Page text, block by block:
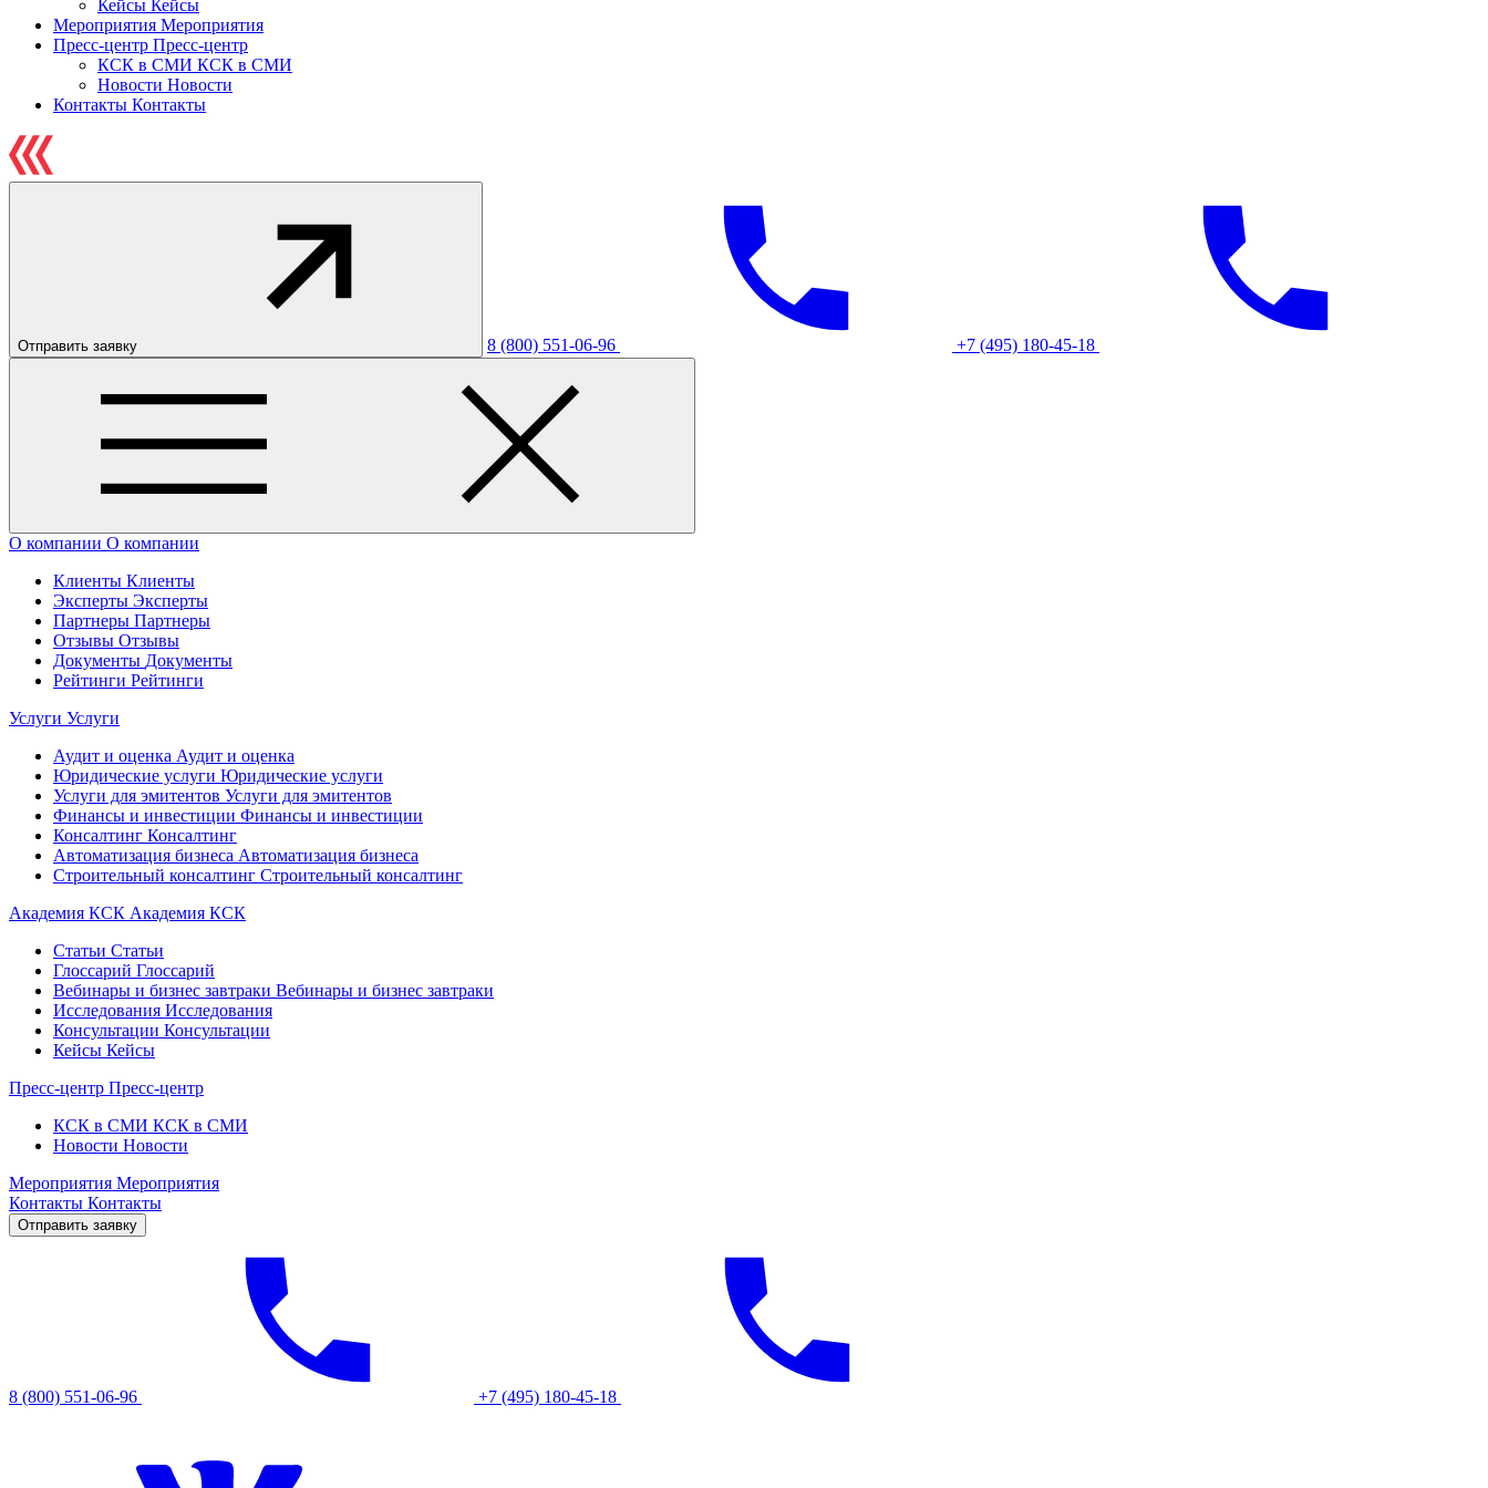
Кейсы Кейсы
Мероприятия Мероприятия
Пресс-центр Пресс-центр
КСК в СМИ КСК в СМИ
Новости Новости
Контакты Контакты
Отправить заявку 8 (800) 551-06-96 +7 (495) 180-45-18
О компании О компании
Клиенты Клиенты
Эксперты Эксперты
Партнеры Партнеры
Отзывы Отзывы
Документы Документы
Рейтинги Рейтинги
Услуги Услуги
Аудит и оценка Аудит и оценка
Юридические услуги Юридические услуги
Услуги для эмитентов Услуги для эмитентов
Финансы и инвестиции Финансы и инвестиции
Консалтинг Консалтинг
Автоматизация бизнеса Автоматизация бизнеса
Строительный консалтинг Строительный консалтинг
Академия КСК Академия КСК
Статьи Статьи
Глоссарий Глоссарий
Вебинары и бизнес завтраки Вебинары и бизнес завтраки
Исследования Исследования
Консультации Консультации
Кейсы Кейсы
Пресс-центр Пресс-центр
КСК в СМИ КСК в СМИ
Новости Новости
Мероприятия Мероприятия
Контакты Контакты
Отправить заявку
8 (800) 551-06-96 +7 (495) 180-45-18